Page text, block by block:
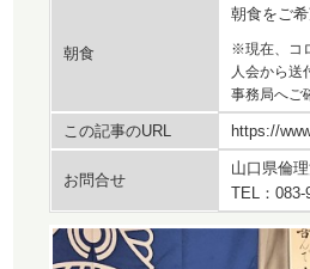
朝食
朝食をご
※現在、コ
人会から送
事務局へご
この記事のURL https://
お問合せ
山口県倫
TEL：